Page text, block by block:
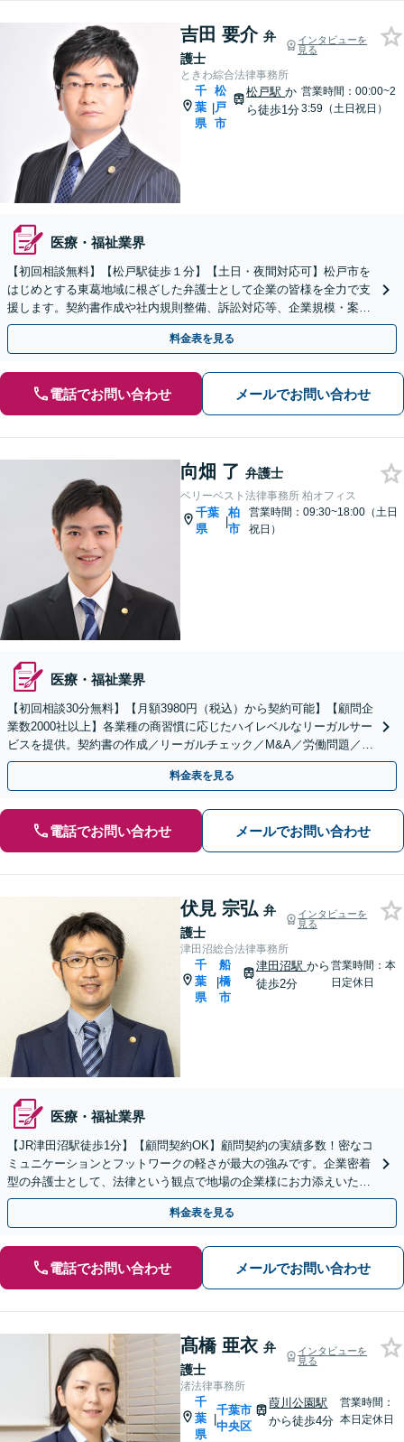
吉田 要介 弁
護士
インタビューを
見る
ときわ綜合法律事務所
千
葉
県
|
松
戸
市
松戸駅か
ら徒歩1分
営業時間：00:00~2
3:59（土日祝日）
医療・福祉業界
【初回相談無料】【松戸駅徒歩１分】【土日・夜間対応可】松戸市を
はじめとする東葛地域に根ざした弁護士として企業の皆様を全力で支
援します。契約書作成や社内規則整備、訴訟対応等、企業規模・案件
を問わずご相談に乗ります。まずはお問い合わせください。
料金表を見る
電話でお問い合わせ メールでお問い合わせ
向畑 了 弁護士
ベリーベスト法律事務所 柏オフィス
千葉
県
|
柏
市
営業時間：09:30~18:00（土日
祝日）
医療・福祉業界
【初回相談30分無料】【月額3980円（税込）から契約可能】【顧問企
業数2000社以上】各業種の商習慣に応じたハイレベルなリーガルサー
ビスを提供。契約書の作成／リーガルチェック／M&A／労働問題／知
的財産等、お任せください【他士業連携可能】
料金表を見る
電話でお問い合わせ メールでお問い合わせ
伏見 宗弘 弁
護士
インタビューを
見る
津田沼総合法律事務所
千
葉
県
|
船
橋
市
津田沼駅 から
徒歩2分
営業時間：本
日定休日
医療・福祉業界
【JR津田沼駅徒歩1分】【顧問契約OK】顧問契約の実績多数！密なコ
ミュニケーションとフットワークの軽さが最大の強みです。企業密着
型の弁護士として、法律という観点で地場の企業様にお力添えいたし
ます【初回相談無料 】【着手金無料あり】
料金表を見る
電話でお問い合わせ メールでお問い合わせ
髙橋 亜衣 弁
護士
インタビューを
見る
渚法律事務所
千
葉
県
|
千葉市
中央区
葭川公園駅
から徒歩4分
営業時間：
本日定休日